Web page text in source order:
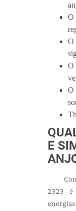
O
O
O
O
E
2323 é